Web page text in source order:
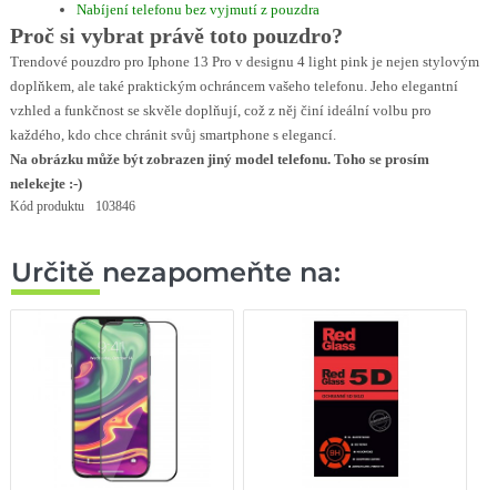
Nabíjení telefonu bez vyjmutí z pouzdra
Proč si vybrat právě toto pouzdro?
Trendové pouzdro pro Iphone 13 Pro v designu 4 light pink je nejen stylovým
doplňkem, ale také praktickým ochráncem vašeho telefonu. Jeho elegantní
vzhled a funkčnost se skvěle doplňují, což z něj činí ideální volbu pro
každého, kdo chce chránit svůj smartphone s elegancí.
Na obrázku může být zobrazen jiný model telefonu. Toho se prosím
nelekejte :-)
Kód produktu 103846
Určitě nezapomeňte na: